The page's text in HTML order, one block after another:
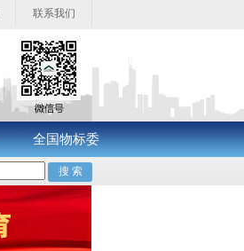
联系我们
全国物标委